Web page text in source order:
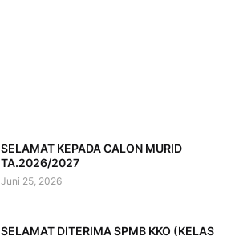
SELAMAT KEPADA CALON MURID
TA.2026/2027
Juni 25, 2026
SELAMAT DITERIMA SPMB KKO (KELAS